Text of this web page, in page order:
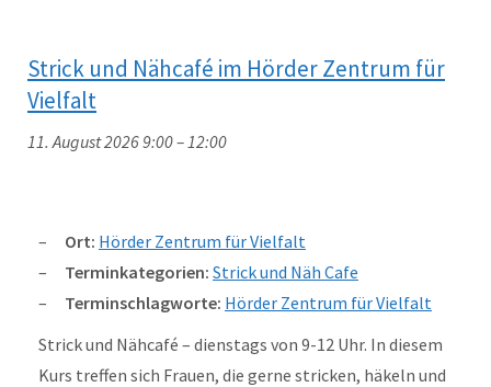
Strick und Nähcafé im Hörder Zentrum für
Vielfalt
11. August 2026 9:00–12:00
Ort: Hörder Zentrum für Vielfalt
Terminkategorien: Strick und Näh Cafe
Terminschlagworte: Hörder Zentrum für Vielfalt
Strick und Nähcafé – dienstags von 9-12 Uhr. In diesem
Kurs treffen sich Frauen, die gerne stricken, häkeln und